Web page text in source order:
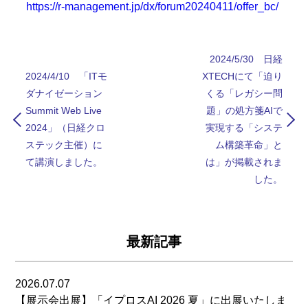
https://r-management.jp/dx/forum20240411/offer_bc/
2024/4/10 「ITモ
ダナイゼーション
Summit Web Live
2024」（日経クロ
ステック主催）に
て講演しました。
2024/5/30 日経
XTECHにて「迫り
くる「レガシー問
題」の処方箋AIで
実現する「システ
ム構築革命」と
は」が掲載されま
した。
最新記事
2026.07.07
【展示会出展】「イプロスAI 2026 夏」に出展いたしま